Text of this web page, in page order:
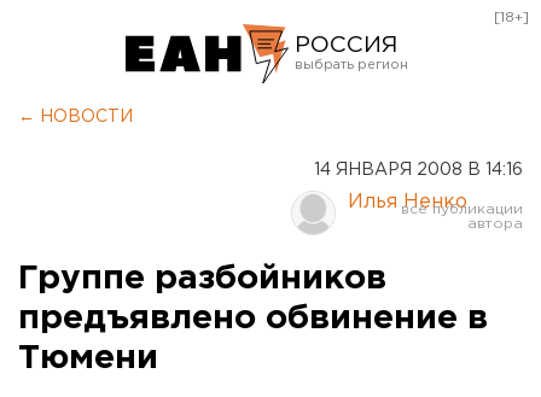
РОССИЯ
Курган
Оренбург
[18+]
← НОВОСТИ
14 ЯНВАРЯ 2008 В 14:16
Илья Ненко
Группе разбойников
предъявлено обвинение в
Тюмени